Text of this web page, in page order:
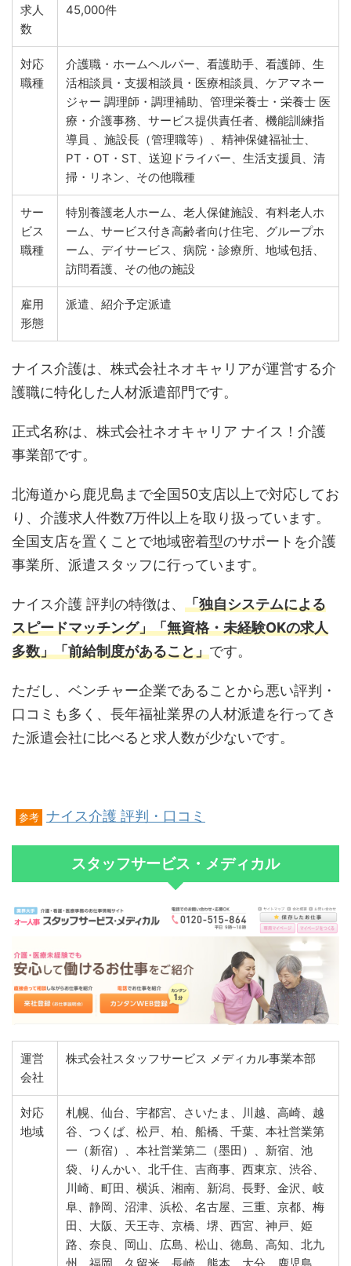
求人
数
45,000件
対応
職種
介護職・ホームヘルパー、看護助手、看護師、生
活相談員・支援相談員・医療相談員、ケアマネー
ジャー 調理師・調理補助、管理栄養士・栄養士 医
療・介護事務、サービス提供責任者、機能訓練指
導員 、施設長（管理職等）、精神保健福祉士、
PT・OT・ST、送迎ドライバー、生活支援員、清
掃・リネン、その他職種
サー
ビス
職種
特別養護老人ホーム、老人保健施設、有料老人ホ
ーム、サービス付き高齢者向け住宅、グループホ
ーム、デイサービス、病院・診療所、地域包括、
訪問看護、その他の施設
雇用
形態
派遣、紹介予定派遣
ナイス介護は、株式会社ネオキャリアが運営する介
護職に特化した人材派遣部門です。
正式名称は、株式会社ネオキャリア ナイス！介護
事業部です。
北海道から鹿児島まで全国50支店以上で対応してお
り、介護求人件数7万件以上を取り扱っています。
全国支店を置くことで地域密着型のサポートを介護
事業所、派遣スタッフに行っています。
ナイス介護 評判の特徴は、 「独自システムによる
スピードマッチング」「無資格・未経験OKの求人
多数」「前給制度があること」です。
ただし、ベンチャー企業であることから悪い評判・
口コミも多く、長年福祉業界の人材派遣を行ってき
た派遣会社に比べると求人数が少ないです。
参考 ナイス介護 評判・口コミ
スタッフサービス・メディカル
運営
会社
株式会社スタッフサービス メディカル事業本部
対応
地域
札幌、仙台、宇都宮、さいたま、川越、高崎、越
谷、つくば、松戸、柏、船橋、千葉、本社営業第
一（新宿）、本社営業第二（墨田）、新宿、池
袋、りんかい、北千住、吉商事、西東京、渋谷、
川崎、町田、横浜、湘南、新潟、長野、金沢、岐
阜、静岡、沼津、浜松、名古屋、三重、京都、梅
田、大阪、天王寺、京橋、堺、西宮、神戸、姫
路、奈良、岡山、広島、松山、徳島、高知、北九
州、福岡、久留米、長崎、熊本、大分、鹿児島、